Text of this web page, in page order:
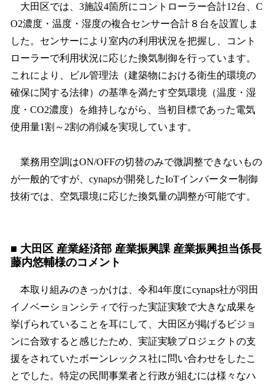
大田区では、3施設4箇所にコントローラー合計12台、C
O2濃度・温度・湿度の複合センサー合計８台を設置しま
した。センサーにより室内の利用状況を把握し、コント
ローラーで利用状況に応じた換気制御を行っています。
これにより、ビル管理法（建築物における衛生的環境の
確保に関する法律）の基準を満たす空気環境（温度・湿
度・CO2濃度）を維持しながら、当初目標であった電気
使用量1割～2割の削減を実現しています。
業務用空調はON/OFFの切替のみで微調整できないもの
が一般的ですが、cynapsが開発したIoTインバーター制御
技術では、空気環境に応じた換気量の調整が可能です。
■ 大田区 産業経済部 産業振興課 産業振興担当係長
藤内悠輔様のコメント
本取り組みのきっかけは、令和4年度にcynaps社が羽田
イノベーションシティで行った実証実験で大きな成果を
挙げられていることを耳にして、大田区が掲げるビジョ
ンに合致すると感じたため、実証実験プロジェクトの支
援をされていたボーンレックス社に問い合わせをしたこ
とでした。特定の民間事業者と行政が組むには様々なハ